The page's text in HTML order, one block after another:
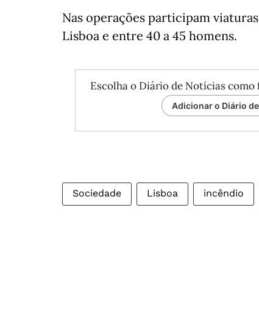
Nas operações participam
Lisboa e entre 40 a 45 homens.
Escolha o Diário de Notícias
Adicionar o Diário
Sociedade Lisboa incêndio